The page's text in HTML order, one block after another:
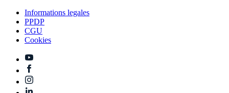
Informations legales
PPDP
CGU
Cookies